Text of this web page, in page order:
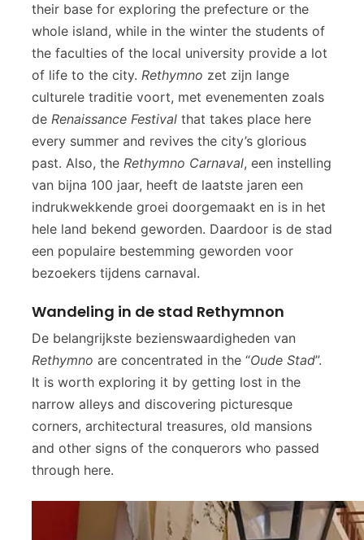
their base for exploring the prefecture or the
whole island, while in the winter the students of
the faculties of the local university provide a lot
of life to the city. Rethymno zet zijn lange
culturele traditie voort, met evenementen zoals
de Renaissance Festival that takes place here
every summer and revives the city’s glorious
past. Also, the Rethymno Carnaval, een instelling
van bijna 100 jaar, heeft de laatste jaren een
indrukwekkende groei doorgemaakt en is in het
hele land bekend geworden. Daardoor is de stad
een populaire bestemming geworden voor
bezoekers tijdens carnaval.
Wandeling in de stad Rethymnon
De belangrijkste bezienswaardigheden van
Rethymno are concentrated in the “Oude Stad”.
It is worth exploring it by getting lost in the
narrow alleys and discovering picturesque
corners, architectural treasures, old mansions
and other signs of the conquerors who passed
through here.